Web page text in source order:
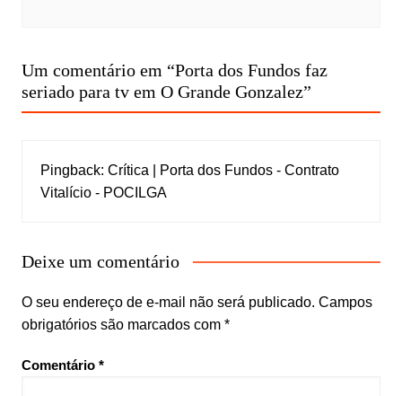
Um comentário em “Porta dos Fundos faz
seriado para tv em O Grande Gonzalez”
Pingback: Crítica | Porta dos Fundos - Contrato
Vitalício - POCILGA
Deixe um comentário
O seu endereço de e-mail não será publicado. Campos
obrigatórios são marcados com *
Comentário *